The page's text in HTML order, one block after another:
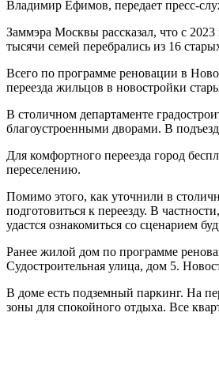
Владимир Ефимов, передает пресс-
Заммэра Москвы рассказал, что с
тысячи семей перебрались из 16
Всего по программе реновации в
переезда жильцов в новостройки
В столичном департаменте
благоустроенными дворами. В
Для комфортного переезда город
переселению.
Помимо этого, как уточнили в
подготовиться к переезду. В
удастся ознакомиться со сценарием
Ранее жилой дом по программе
Судостроительная улица, дом 5.
В доме есть подземный паркинг. На
зоны для спокойного отдыха. Все